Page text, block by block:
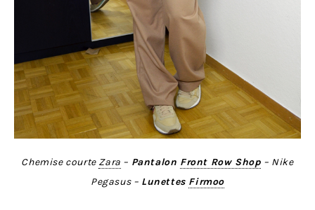
Chemise courte Zara – Pantalon Front Row Shop – Nike
Pegasus – Lunettes Firmoo